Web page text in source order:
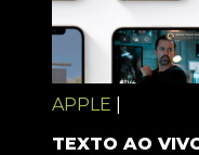
APPLE
TEXTO AO